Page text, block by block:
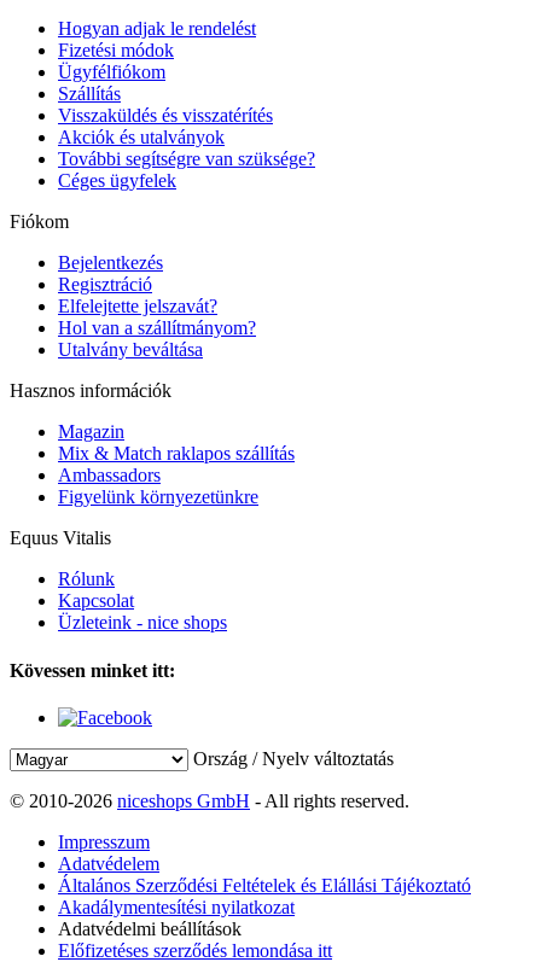
Hogyan adjak le rendelést
Fizetési módok
Ügyfélfiókom
Szállítás
Visszaküldés és visszatérítés
Akciók és utalványok
További segítségre van szüksége?
Céges ügyfelek
Fiókom
Bejelentkezés
Regisztráció
Elfelejtette jelszavát?
Hol van a szállítmányom?
Utalvány beváltása
Hasznos információk
Magazin
Mix & Match raklapos szállítás
Ambassadors
Figyelünk környezetünkre
Equus Vitalis
Rólunk
Kapcsolat
Üzleteink - nice shops
Kövessen minket itt:
Ország / Nyelv változtatás
© 2010-2026 niceshops GmbH - All rights reserved.
Impresszum
Adatvédelem
Általános Szerződési Feltételek és Elállási Tájékoztató
Akadálymentesítési nyilatkozat
Adatvédelmi beállítások
Előfizetéses szerződés lemondása itt